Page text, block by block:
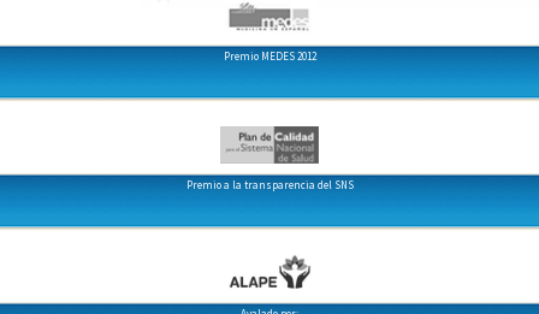
Premio MEDES 2012
Premio a la transparencia del SNS